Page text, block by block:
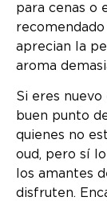
para cenas o
aprecian la
aroma
Si eres nuevo
buen punto
quienes no
oud, pero sí
los amantes
disfruten.